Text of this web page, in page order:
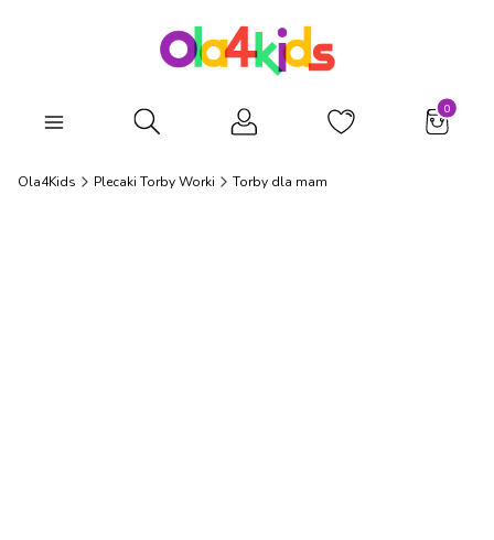
Otwórz wyszukiwarkę
Ola4Kids Plecaki Torby Worki Torby dla mam